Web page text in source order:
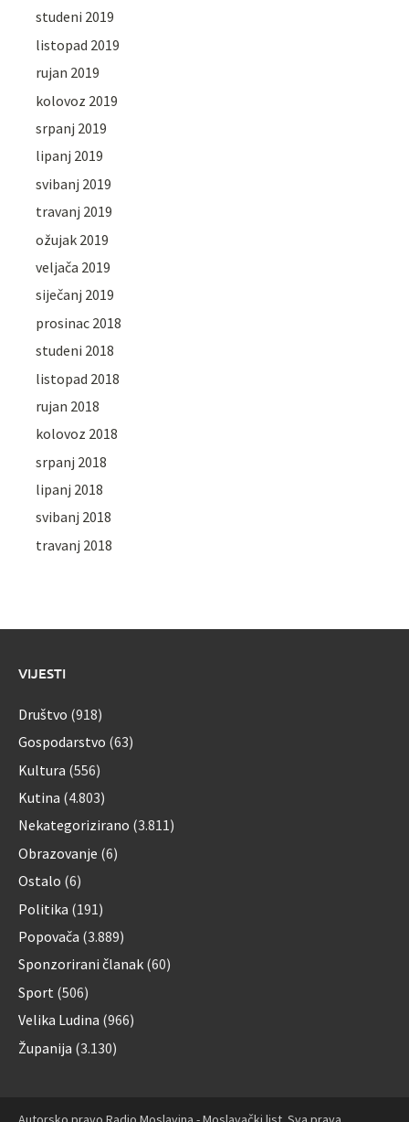
studeni 2019
listopad 2019
rujan 2019
kolovoz 2019
srpanj 2019
lipanj 2019
svibanj 2019
travanj 2019
ožujak 2019
veljača 2019
siječanj 2019
prosinac 2018
studeni 2018
listopad 2018
rujan 2018
kolovoz 2018
srpanj 2018
lipanj 2018
svibanj 2018
travanj 2018
VIJESTI
Društvo (918)
Gospodarstvo (63)
Kultura (556)
Kutina (4.803)
Nekategorizirano (3.811)
Obrazovanje (6)
Ostalo (6)
Politika (191)
Popovača (3.889)
Sponzorirani članak (60)
Sport (506)
Velika Ludina (966)
Županija (3.130)